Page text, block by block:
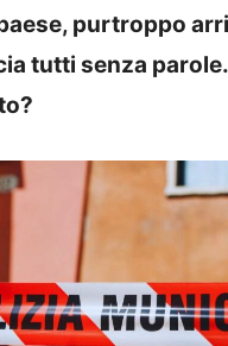
purtroppo
tutti senza